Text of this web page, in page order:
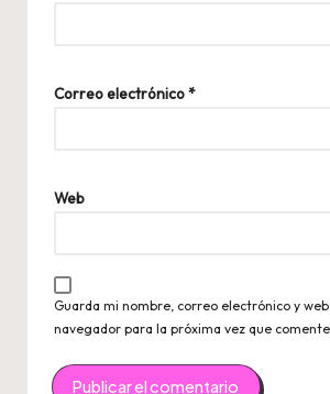
Correo electrónico*
Web
Guarda mi nombre, correo electrónico y
navegador para la próxima vez que comente.